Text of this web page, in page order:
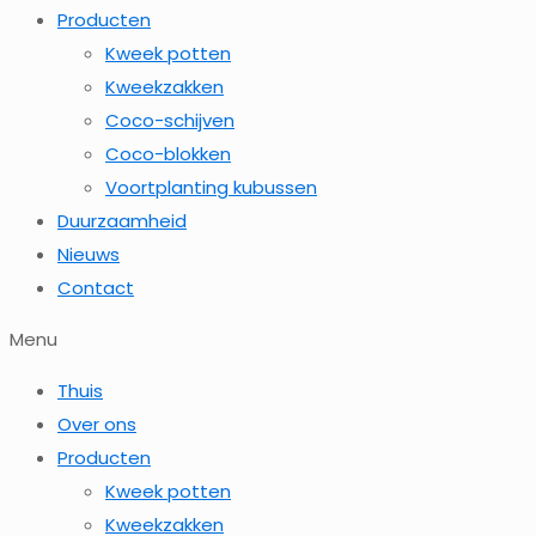
Producten
Kweek potten
Kweekzakken
Coco-schijven
Coco-blokken
Voortplanting kubussen
Duurzaamheid
Nieuws
Contact
Menu
Thuis
Over ons
Producten
Kweek potten
Kweekzakken